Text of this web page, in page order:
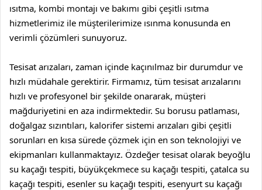
ısıtma, kombi montajı ve bakımı gibi çeşitli ısıtma
hizmetlerimiz ile müşterilerimize ısınma konusunda en
verimli çözümleri sunuyoruz.
Tesisat arızaları, zaman içinde kaçınılmaz bir durumdur ve
hızlı müdahale gerektirir. Firmamız, tüm tesisat arızalarını
hızlı ve profesyonel bir şekilde onararak, müşteri
mağduriyetini en aza indirmektedir. Su borusu patlaması,
doğalgaz sızıntıları, kalorifer sistemi arızaları gibi çeşitli
sorunları en kısa sürede çözmek için en son teknolojiyi ve
ekipmanları kullanmaktayız. Özdeğer tesisat olarak beyoğlu
su kaçağı tespiti, büyükçekmece su kaçağı tespiti, çatalca su
kaçağı tespiti, esenler su kaçağı tespiti, esenyurt su kaçağı